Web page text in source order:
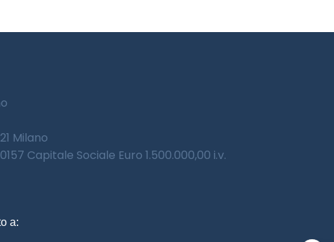
Milano
Capitale Sociale Euro 1.500.000,00 i.v.
a: